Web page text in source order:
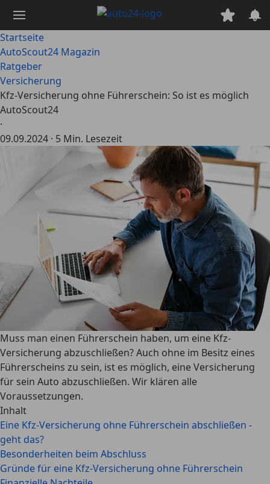
Hauptinhalt
springen
Startseite
AutoScout24 Magazin
Ratgeber
Versicherung
Kfz-Versicherung ohne Führerschein: So ist es möglich
AutoScout24
·
09.09.2024 · 5 Min. Lesezeit
Muss man einen Führerschein haben, um eine Kfz-
Versicherung abzuschließen? Auch ohne im Besitz eines
Führerscheins zu sein, ist es möglich, eine Versicherung
für sein Auto abzuschließen. Wir klären alle
Voraussetzungen.
Inhalt
Eine Kfz-Versicherung ohne Führerschein abschließen -
geht das?
Besonderheiten beim Abschluss
Gründe für eine Kfz-Versicherung ohne Führerschein